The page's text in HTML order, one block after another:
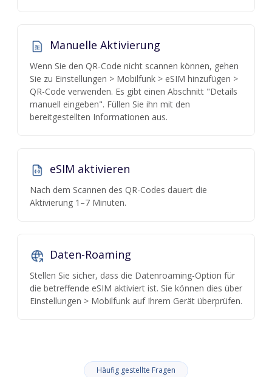
Manuelle Aktivierung
Wenn Sie den QR-Code nicht scannen können, gehen
Sie zu Einstellungen > Mobilfunk > eSIM hinzufügen >
QR-Code verwenden. Es gibt einen Abschnitt "Details
manuell eingeben". Füllen Sie ihn mit den
bereitgestellten Informationen aus.
eSIM aktivieren
Nach dem Scannen des QR-Codes dauert die
Aktivierung 1–7 Minuten.
Daten-Roaming
Stellen Sie sicher, dass die Datenroaming-Option für
die betreffende eSIM aktiviert ist. Sie können dies über
Einstellungen > Mobilfunk auf Ihrem Gerät überprüfen.
Häufig gestellte Fragen